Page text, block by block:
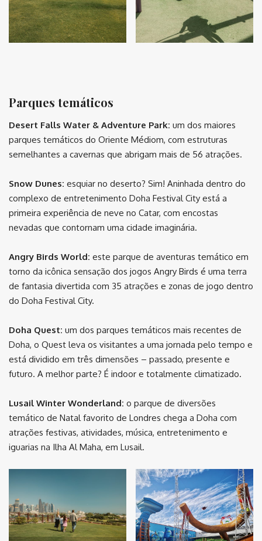
Parques temáticos
Desert Falls Water & Adventure Park: um dos maiores
parques temáticos do Oriente Médiom, com estruturas
semelhantes a cavernas que abrigam mais de 56 atrações.
Snow Dunes: esquiar no deserto? Sim! Aninhada dentro do
complexo de entretenimento Doha Festival City está a
primeira experiência de neve no Catar, com encostas
nevadas que contornam uma cidade imaginária.
Angry Birds World: este parque de aventuras temático em
torno da icônica sensação dos jogos Angry Birds é uma terra
de fantasia divertida com 35 atrações e zonas de jogo dentro
do Doha Festival City.
Doha Quest: um dos parques temáticos mais recentes de
Doha, o Quest leva os visitantes a uma jornada pelo tempo e
está dividido em três dimensões – passado, presente e
futuro. A melhor parte? É indoor e totalmente climatizado.
Lusail Winter Wonderland: o parque de diversões
temático de Natal favorito de Londres chega a Doha com
atrações festivas, atividades, música, entretenimento e
iguarias na Ilha Al Maha, em Lusail.